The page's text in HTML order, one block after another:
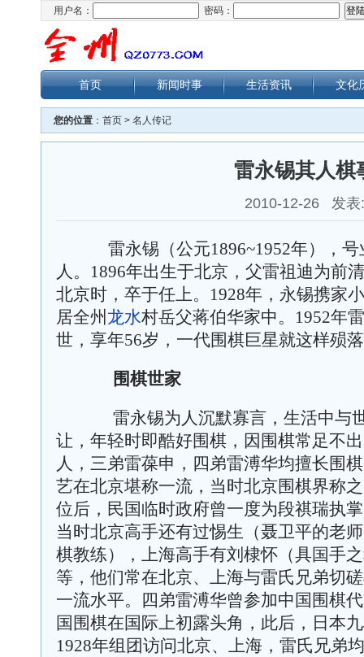
用户名： 密码：
首页 新闻时事 生活资讯 文化
您的位置 ： 首页 > 名人传记
雷永锡其人棋
2010-12-26 发表:
雷永锡（公元1896~1952年），号
人。 1896年出生于北京，父雷祖迪为前
北京时，卒于任上。 1928年，永锡携家
居全州 龙水村岳父蒋伯华家中。 1952年
世，享年56岁，一代围棋巨星就这样殒
围棋世家
雷永锡为人沉默寡言，生活中与
让，年轻时即酷好围棋，因围棋常足不
人，三弟雷葆申，四弟雷溥华均擅长围
艺在北京堪称一流，当时北京围棋界称
位后，民国临时政府曾一度为段祺瑞执
当时北京高手还有过惕生（聂卫平的老
棋教练），上海高手有刘棣怀（具国手
等，他们常在北京、上海与雷氏兄弟切
一流水平。四弟雷溥华曾参加中国围棋
国围棋在国际上初露头角，此后，日本
1928年组团访问北京、上海，雷氏兄弟